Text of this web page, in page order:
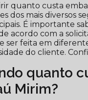
quanto custa
dos mais diversos
É importante
acordo com a
ser feita em
do cliente.
quanto
Mirim?